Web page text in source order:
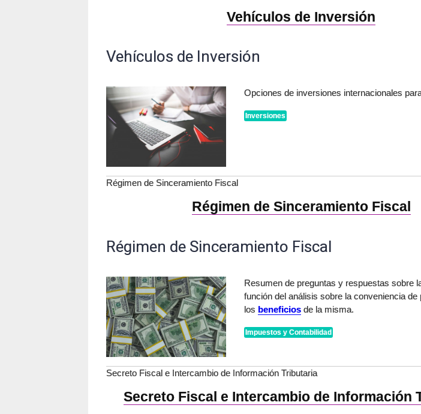
Vehículos de Inversión
Vehículos de Inversión
Opciones de inversiones internacionales
Inversiones
Régimen de Sinceramiento Fiscal
Régimen de Sinceramiento Fiscal
Régimen de Sinceramiento Fiscal
Resumen de preguntas y respuestas sobre
función del análisis sobre la conveniencia de
los beneficios de la misma.
Impuestos y Contabilidad
Secreto Fiscal e Intercambio de Información Tributaria
Secreto Fiscal e Intercambio de Información